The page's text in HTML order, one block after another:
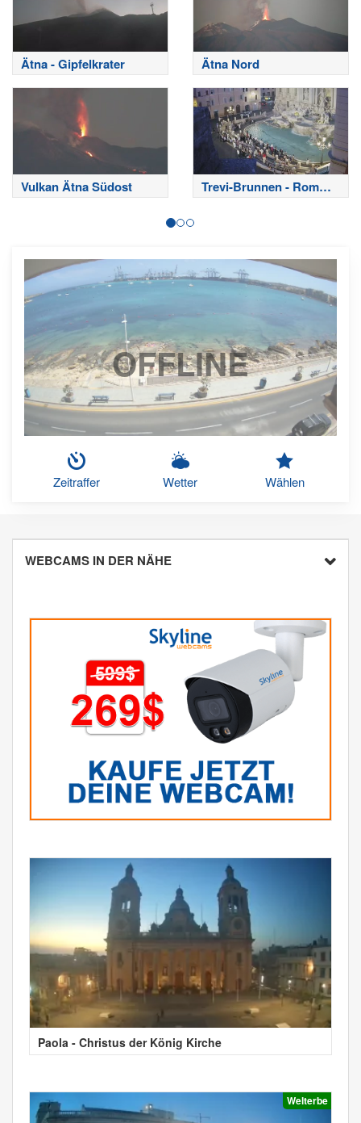
Ätna - Gipfelkrater Ätna Nord
Vulkan Ätna Südost
Trevi-Brunnen - Rom
Webcam
OFFLINE
Zeitraffer Wetter Wählen
WEBCAMS IN DER NÄHE
Paola - Christus der König Kirche
Welterbe